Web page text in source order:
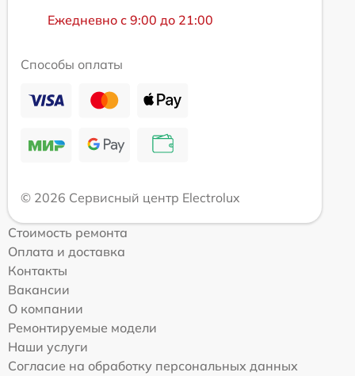
Ежедневно с 9:00 до 21:00
Способы оплаты
© 2026 Сервисный центр Electrolux
Стоимость ремонта
Оплата и доставка
Контакты
Вакансии
О компании
Ремонтируемые модели
Наши услуги
Согласие на обработку персональных данных